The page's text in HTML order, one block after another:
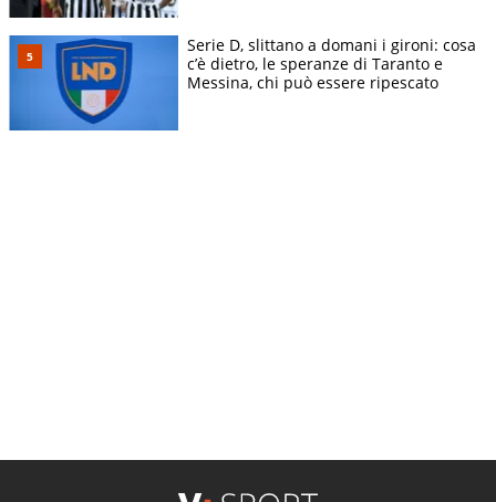
Serie D, slittano a domani i gironi: cosa
c’è dietro, le speranze di Taranto e
Messina, chi può essere ripescato